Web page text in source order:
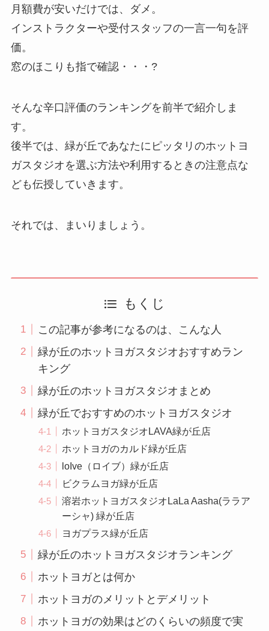
月額費が安いだけでは、ダメ。
インストラクターや受付スタッフの一言一句を評
価。
窓のほこりも指で確認・・・?
そんな辛口評価のランキングを前半で紹介しま
す。
後半では、緑が丘であなたにピッタリのホットヨ
ガスタジオを選ぶ方法や利用するときの注意点な
ども伝授していきます。
それでは、まいりましょう。
もくじ
この記事が参考になるのは、こんな人
緑が丘のホットヨガスタジオおすすめラン
キング
緑が丘のホットヨガスタジオまとめ
緑が丘でおすすめのホットヨガスタジオ
ホットヨガスタジオLAVA緑が丘店
ホットヨガのカルド緑が丘店
loIve（ロイブ）緑が丘店
ビクラムヨガ緑が丘店
溶岩ホットヨガスタジオLaLa Aasha(ララア
ーシャ) 緑が丘店
ヨガプラス緑が丘店
緑が丘のホットヨガスタジオランキング
ホットヨガとは何か
ホットヨガのメリットとデメリット
ホットヨガの効果はどのくらいの頻度で実